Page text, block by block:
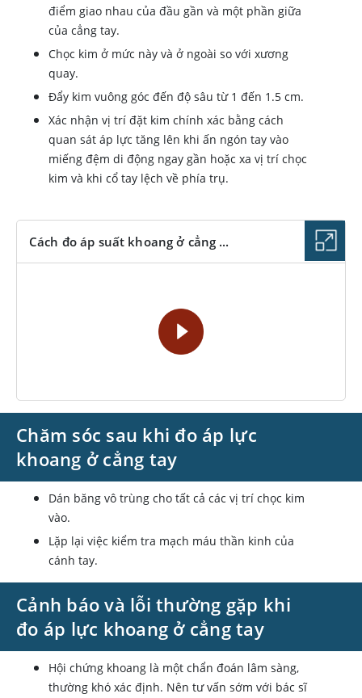
điểm giao nhau của đầu gần và một phần giữa
của cẳng tay.
Chọc kim ở mức này và ở ngoài so với xương
quay.
Đẩy kim vuông góc đến độ sâu từ 1 đến 1.5 cm.
Xác nhận vị trí đặt kim chính xác bằng cách
quan sát áp lực tăng lên khi ấn ngón tay vào
miếng đệm di động ngay gần hoặc xa vị trí chọc
kim và khi cổ tay lệch về phía trụ.
Cách đo áp suất khoang ở cẳng ...
Chăm sóc sau khi đo áp lực
khoang ở cẳng tay
Dán băng vô trùng cho tất cả các vị trí chọc kim
vào.
Lặp lại việc kiểm tra mạch máu thần kinh của
cánh tay.
Cảnh báo và lỗi thường gặp khi
đo áp lực khoang ở cẳng tay
Hội chứng khoang là một chẩn đoán lâm sàng,
thường khó xác định. Nên tư vấn sớm với bác sĩ